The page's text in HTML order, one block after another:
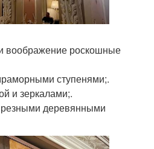
воображение роскошные
ступенями;.
и зеркалами;.
деревянными